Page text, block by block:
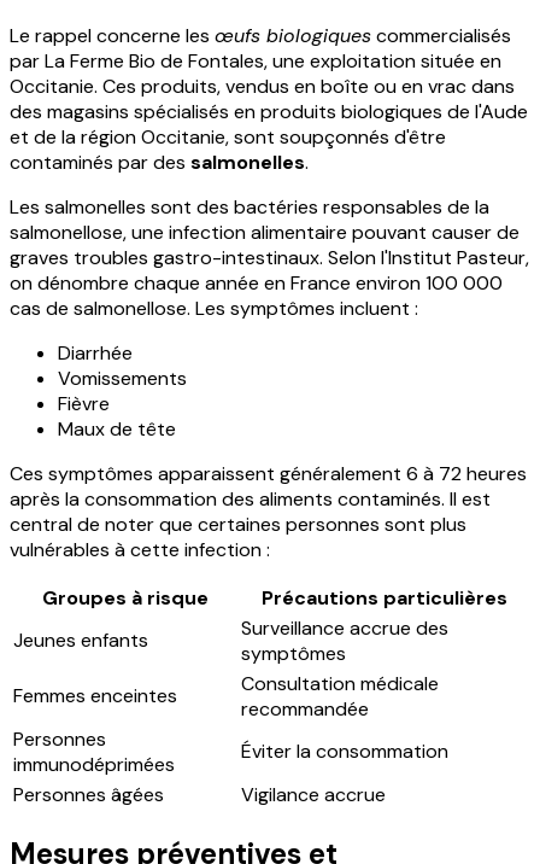
Le rappel concerne les œufs biologiquescommercialisés
par La Ferme Bio de Fontales, une exploitation située en
Occitanie. Ces produits, vendus en boîte ou en vrac dans
des magasins spécialisés en produits biologiques de l'Aude
et de la région Occitanie, sont soupçonnés d'être
contaminés par des salmonelles.
Les salmonelles sont des bactéries responsables de la
salmonellose, une infection alimentaire pouvant causer de
graves troubles gastro-intestinaux. Selon l'Institut Pasteur,
on dénombre chaque année en France environ 100 000
cas de salmonellose. Les symptômes incluent :
Diarrhée
Vomissements
Fièvre
Maux de tête
Ces symptômes apparaissent généralement 6 à 72 heures
après la consommation des aliments contaminés. Il est
central de noter que certaines personnes sont plus
vulnérables à cette infection :
Groupes à risque
Précautions particulières
Jeunes enfants
Surveillance accrue des
symptômes
Femmes enceintes
Consultation médicale
recommandée
Personnes
immunodéprimées
Éviter la consommation
Personnes âgées
Vigilance accrue
Mesures préventives et